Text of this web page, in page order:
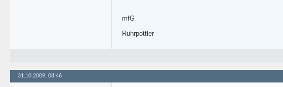
mfG
Ruhrpottler
31.10.2009, 08:46